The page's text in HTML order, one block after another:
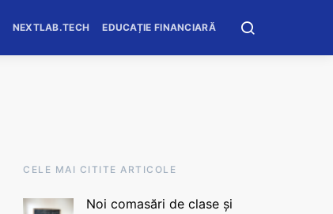
NEXTLAB.TECH EDUCAȚIE FINANCIARĂ
CELE MAI CITITE ARTICOLE
Noi comasări de clase și